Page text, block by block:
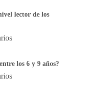
lector de los
los 6 y 9 años?